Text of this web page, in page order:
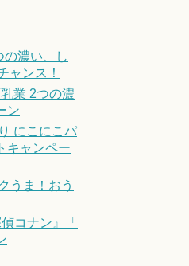
の濃い、し
ャンス！
業 2つの濃
ン
にこにこパ
キャンペー
うま！おう
コナン』「